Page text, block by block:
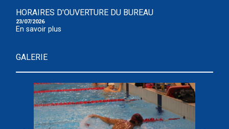
HORAIRES D'OUVERTURE DU BUREAU
23/07/2026
En savoir plus
GALERIE